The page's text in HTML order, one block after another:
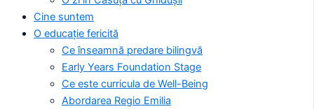
Cine suntem
O educație fericită
Ce înseamnă predare bilingvă
Early Years Foundation Stage
Ce este curricula de Well-Being
Abordarea Regio Emilia